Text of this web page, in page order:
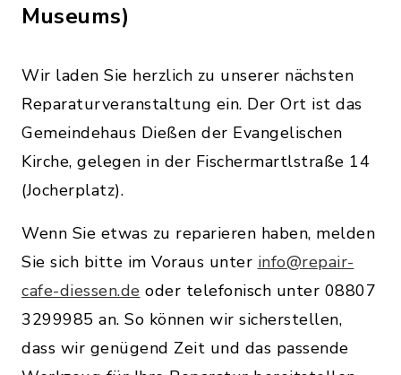
Museums)
Wir laden Sie herzlich zu unserer nächsten
Reparaturveranstaltung ein. Der Ort ist das
Gemeindehaus Dießen der Evangelischen
Kirche, gelegen in der Fischermartlstraße 14
(Jocherplatz).
Wenn Sie etwas zu reparieren haben, melden
Sie sich bitte im Voraus unter info@repair-
cafe-diessen.de oder telefonisch unter 08807
3299985 an. So können wir sicherstellen,
dass wir genügend Zeit und das passende